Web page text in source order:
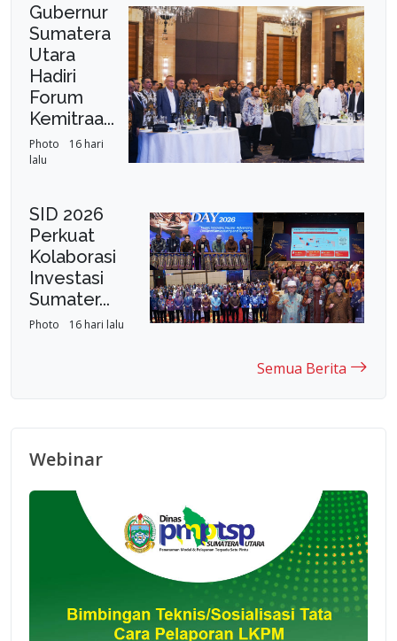
Gubernur
Sumatera
Utara
Hadiri
Forum
Kemitraa...
Photo
16 hari
lalu
SID 2026
Perkuat
Kolaborasi
Investasi
Sumater...
Photo 16 hari lalu
Semua Berita
Webinar